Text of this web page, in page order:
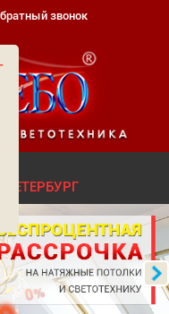
звонок